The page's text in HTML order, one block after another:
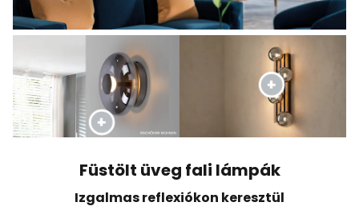
Füstölt üveg fali lámpák
Izgalmas reflexiókon keresztül